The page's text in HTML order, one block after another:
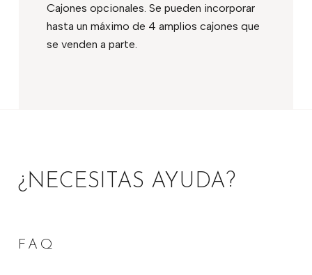
Cajones opcionales. Se pueden incorporar
hasta un máximo de 4 amplios cajones que
se venden a parte.
¿NECESITAS AYUDA?
FAQ